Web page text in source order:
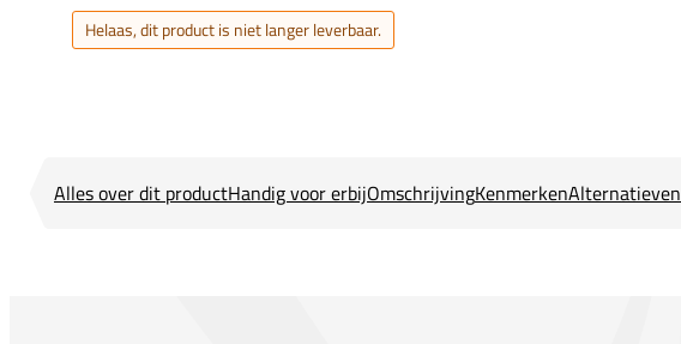
Helaas, dit product is niet langer leverbaar.
Alles over dit productHandig voor erbijOmschrijvingKenmerkenAlternatieven